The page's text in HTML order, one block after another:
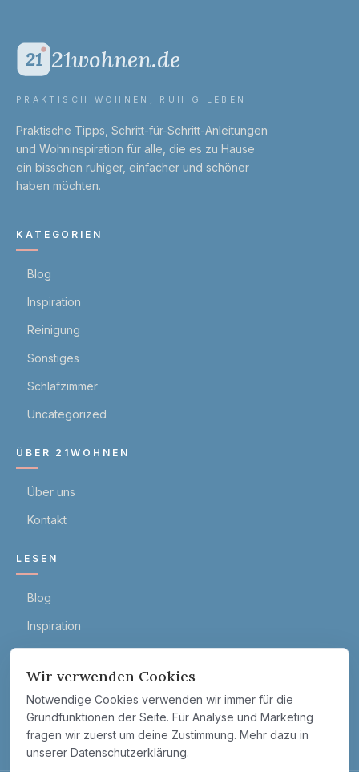
21 21wohnen.de
PRAKTISCH WOHNEN, RUHIG LEBEN
Praktische Tipps, Schritt-für-Schritt-Anleitungen
und Wohn­inspiration für alle, die es zu Hause
ein bisschen ruhiger, einfacher und schöner
haben möchten.
KATEGORIEN
Blog
Inspiration
Reinigung
Sonstiges
Schlafzimmer
Uncategorized
ÜBER 21WOHNEN
Über uns
Kontakt
LESEN
Blog
Inspiration
Sonstiges
Schlafzimmer
Uncategorized
Wir verwenden Cookies
Notwendige Cookies verwenden wir immer für die
Grundfunktionen der Seite. Für Analyse und Marketing
fragen wir zuerst um deine Zustimmung. Mehr dazu in
unserer Datenschutzerklärung.